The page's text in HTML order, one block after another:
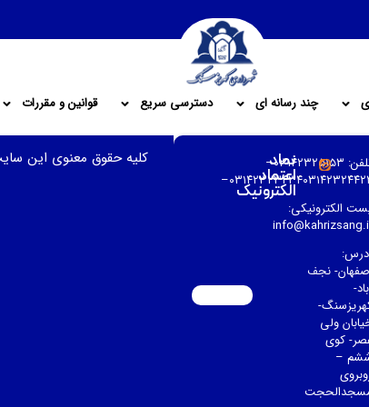
چند رسانه ای دسترسی سریع قوانین و مقررات
تلفن: ۰۳۱۴۲۳۲۵۱۵۳–
الکترونیکی:
نجف
ولی
کوی
–
نماد
اعتماد
الکترونیک
کلیه حقوق معنوی این